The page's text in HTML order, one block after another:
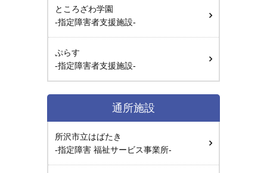
ところざわ学園
-指定障害者支援施設-
ぷらす
-指定障害者支援施設-
通所施設
所沢市立はばたき
-指定障害 福祉サービス事業所-